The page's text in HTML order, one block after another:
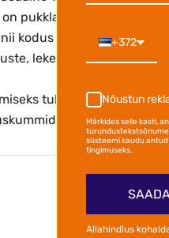
pukklauale asetatud,
kodus kui ka üritustel,
lekete ja muude
tuleb see üle
seega saab neid
+372
Nõustun
Märkides selle kasti,
süsteemi kaudu
tingimuseks.
Allahindlus